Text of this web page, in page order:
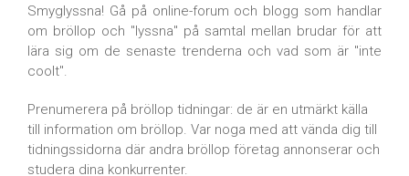
Smyglyssna! Gå på online-forum och blogg som handlar
om bröllop och "lyssna" på samtal mellan brudar för att
lära sig om de senaste trenderna och vad som är "inte
coolt".
Prenumerera på bröllop tidningar: de är en utmärkt källa
till information om bröllop. Var noga med att vända dig till
tidningssidorna där andra bröllop företag annonserar och
studera dina konkurrenter.